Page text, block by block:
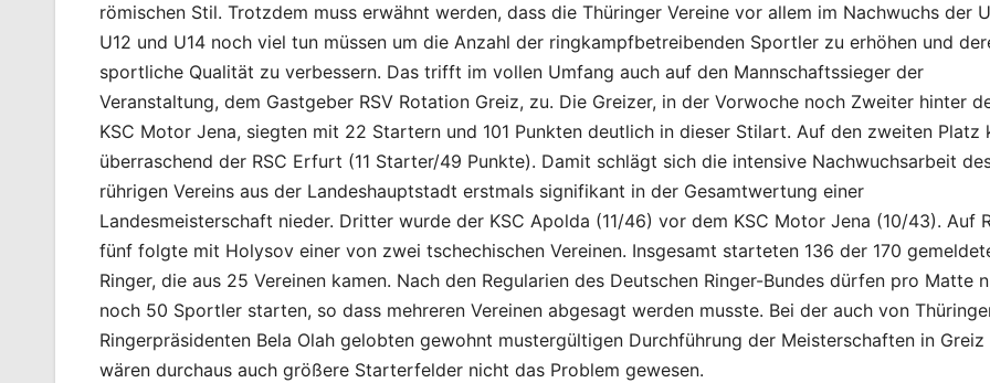
römischen Stil. Trotzdem muss erwähnt werden, dass die Thüringer Vereine vor allem im Nachwuchs der
U12 und U14 noch viel tun müssen um die Anzahl der ringkampfbetreibenden Sportler zu erhöhen und
sportliche Qualität zu verbessern. Das trifft im vollen Umfang auch auf den Mannschaftssieger der
Veranstaltung, dem Gastgeber RSV Rotation Greiz, zu. Die Greizer, in der Vorwoche noch Zweiter hinter
KSC Motor Jena, siegten mit 22 Startern und 101 Punkten deutlich in dieser Stilart. Auf den zweiten Platz
überraschend der RSC Erfurt (11 Starter/49 Punkte). Damit schlägt sich die intensive Nachwuchsarbeit
rührigen Vereins aus der Landeshauptstadt erstmals signifikant in der Gesamtwertung einer
Landesmeisterschaft nieder. Dritter wurde der KSC Apolda (11/46) vor dem KSC Motor Jena (10/43). Auf
fünf folgte mit Holysov einer von zwei tschechischen Vereinen. Insgesamt starteten 136 der 170
Ringer, die aus 25 Vereinen kamen. Nach den Regularien des Deutschen Ringer-Bundes dürfen pro Matte
noch 50 Sportler starten, so dass mehreren Vereinen abgesagt werden musste. Bei der auch von
Ringerpräsidenten Bela Olah gelobten gewohnt mustergültigen Durchführung der Meisterschaften in Greiz
wären durchaus auch größere Starterfelder nicht das Problem gewesen.